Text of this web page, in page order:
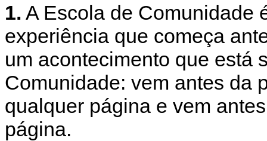
1. A Escola de Comunidade
experiência que começa
um acontecimento que está
Comunidade: vem antes da
qualquer página e vem
página.